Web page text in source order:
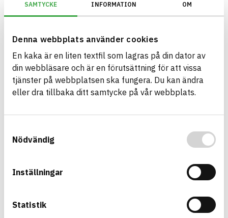
SAMTYCKE INFORMATION OM
Denna webbplats använder cookies
En kaka är en liten textfil som lagras på din dator av
din webbläsare och är en förutsättning för att vissa
tjänster på webbplatsen ska fungera. Du kan ändra
eller dra tillbaka ditt samtycke på vår webbplats.
Nödvändig
Inställningar
Statistik
Produktblad
Övriga dokument
ARTIKEL­NUMMER
20299 Mark övrigt
GTIN
07340237506825
FÖRETAG
Grön Infra
741786
HÄLSO- OCH MILJÖ­FARLIGHET Information finns
MILJÖEFFEKTER – EPD Information ej lämnad
Multikanal 4-vägs (QA4)
Multikanaler ett flerkanalssystem för nedgrävda ledningar,